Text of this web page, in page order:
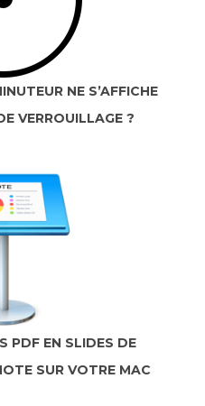
NE S’AFFICHE
VERROUILLAGE ?
PDF EN SLIDES DE
SUR VOTRE MAC